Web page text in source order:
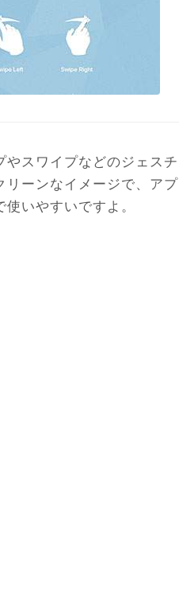
スワイプなどのジェスチ
ーンなイメージで、アプ
いやすいですよ。